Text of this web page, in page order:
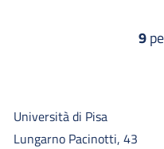
9
Università di Pisa
Lungarno Pacinotti, 43